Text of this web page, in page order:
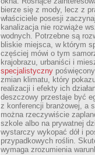
bierze się z mody, lecz z
właściciele posesji
kanalizacja nie rozwiąże
wodnych. Potrzebne są
bliskie miejsca, w którym
częściej mówi o tym
krajobrazu, urbaniści i
specjalistyczny
zmian klimatu, który
realizacji i efekty ich
deszczowy przestaje być
z konferencji branżowej, a
można rzeczywiście
szkole albo na prywatnej
wystarczy wykopać dół i
przypadkowych roślin.
wymaga zrozumienia